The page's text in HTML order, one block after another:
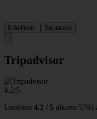
Edellinen Seuraava
Tripadvisor
4.2/5
Luokitus 4.2 / 5 alkaen 5793